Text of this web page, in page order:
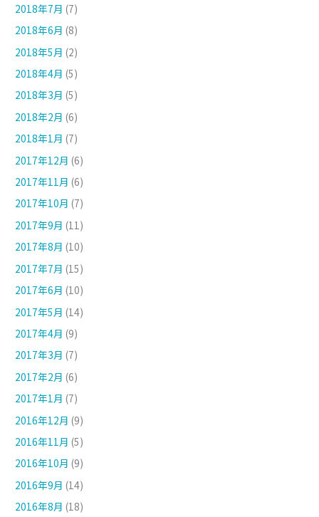
2018年7月 (7)
2018年6月 (8)
2018年5月 (2)
2018年4月 (5)
2018年3月 (5)
2018年2月 (6)
2018年1月 (7)
2017年12月 (6)
2017年11月 (6)
2017年10月 (7)
2017年9月 (11)
2017年8月 (10)
2017年7月 (15)
2017年6月 (10)
2017年5月 (14)
2017年4月 (9)
2017年3月 (7)
2017年2月 (6)
2017年1月 (7)
2016年12月 (9)
2016年11月 (5)
2016年10月 (9)
2016年9月 (14)
2016年8月 (18)